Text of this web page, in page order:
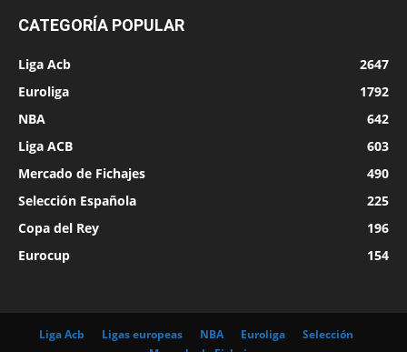
CATEGORÍA POPULAR
Liga Acb
2647
Euroliga
1792
NBA
642
Liga ACB
603
Mercado de Fichajes
490
Selección Española
225
Copa del Rey
196
Eurocup
154
Liga Acb Ligas europeas NBA Euroliga
Selección